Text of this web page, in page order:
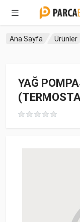
Ana Sayfa Ürünler
YAĞ